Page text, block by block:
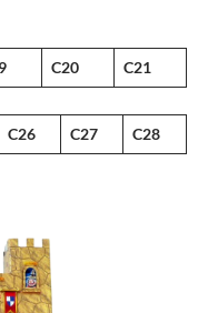
C20 C21
C26 C27 C28